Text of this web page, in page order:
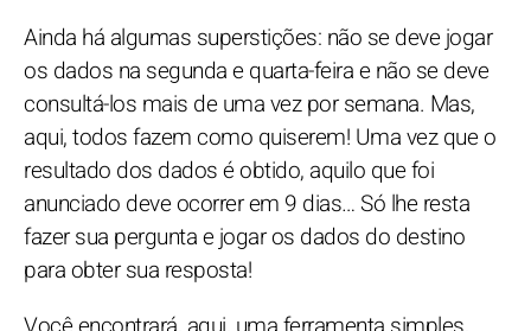
Ainda há algumas superstições: não se deve jogar
os dados na segunda e quarta-feira e não se deve
consultá-los mais de uma vez por semana. Mas,
aqui, todos fazem como quiserem! Uma vez que o
resultado dos dados é obtido, aquilo que foi
anunciado deve ocorrer em 9 dias… Só lhe resta
fazer sua pergunta e jogar os dados do destino
para obter sua resposta!